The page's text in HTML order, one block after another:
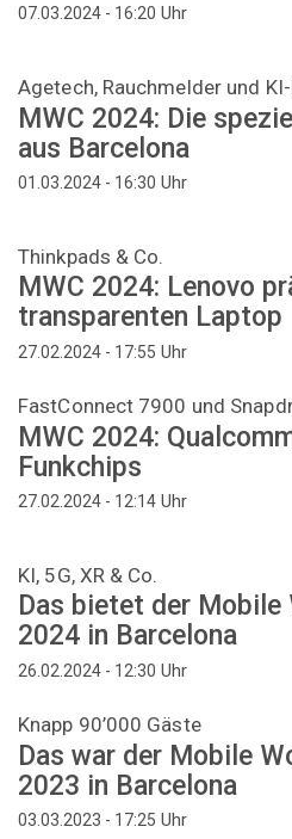
07.03.2024 - 16:20 Uhr
Agetech, Rauchmelder und
MWC 2024: Die
aus Barcelona
01.03.2024 - 16:30 Uhr
Thinkpads & Co.
MWC 2024: Lenovo
transparenten Laptop
27.02.2024 - 17:55 Uhr
FastConnect 7900 und
MWC 2024:
Funkchips
27.02.2024 - 12:14 Uhr
KI, 5G, XR & Co.
Das bietet der Mobile
2024 in Barcelona
26.02.2024 - 12:30 Uhr
Knapp 90’000 Gäste
Das war der Mobile
2023 in Barcelona
03.03.2023 - 17:25 Uhr